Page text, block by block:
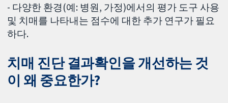
- 다양한 환경(예: 병원, 가정)에서의 평가 도구 사용
및 치매를 나타내는 점수에 대한 추가 연구가 필요
하다.
치매 진단 결과확인을 개선하는 것
이 왜 중요한가?